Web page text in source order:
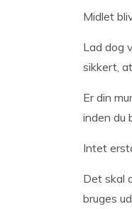
Midlet
Lad dog
sikkert,
Er din
inden du
Intet
Det skal
bruges